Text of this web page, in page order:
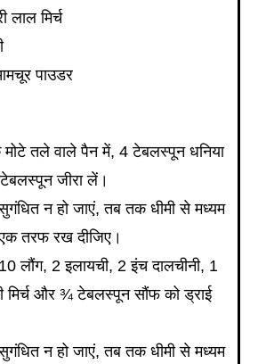
लाल मिर्च
पाउडर
तले वाले पैन में, 4 टेबलस्पून धनिया
जीरा लें।
न हो जाएं, तब तक धीमी से मध्यम
तरफ रख दीजिए।
लौंग, 2 इलायची, 2 इंच दालचीनी, 1
मिर्च और ¾ टेबलस्पून सौंफ को ड्राई
न हो जाएं, तब तक धीमी से मध्यम